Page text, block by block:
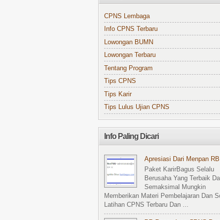
CPNS Lembaga
Info CPNS Terbaru
Lowongan BUMN
Lowongan Terbaru
Tentang Program
Tips CPNS
Tips Karir
Tips Lulus Ujian CPNS
Info Paling Dicari
Apresiasi Dari Menpan RB
Paket KarirBagus Selalu
Berusaha Yang Terbaik
Semaksimal Mungkin
Memberikan Materi Pembelajaran Dan
Latihan CPNS Terbaru Dan ...